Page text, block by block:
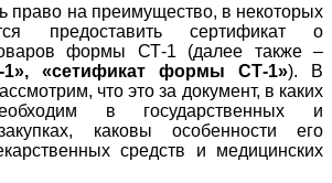
право на преимущество, в некоторых
предоставить сертификат о
формы СТ-1 (далее также –
1», «сетификат формы СТ-1»). В
что это за документ, в каких
в государственных и
каковы особенности его
средств и медицинских